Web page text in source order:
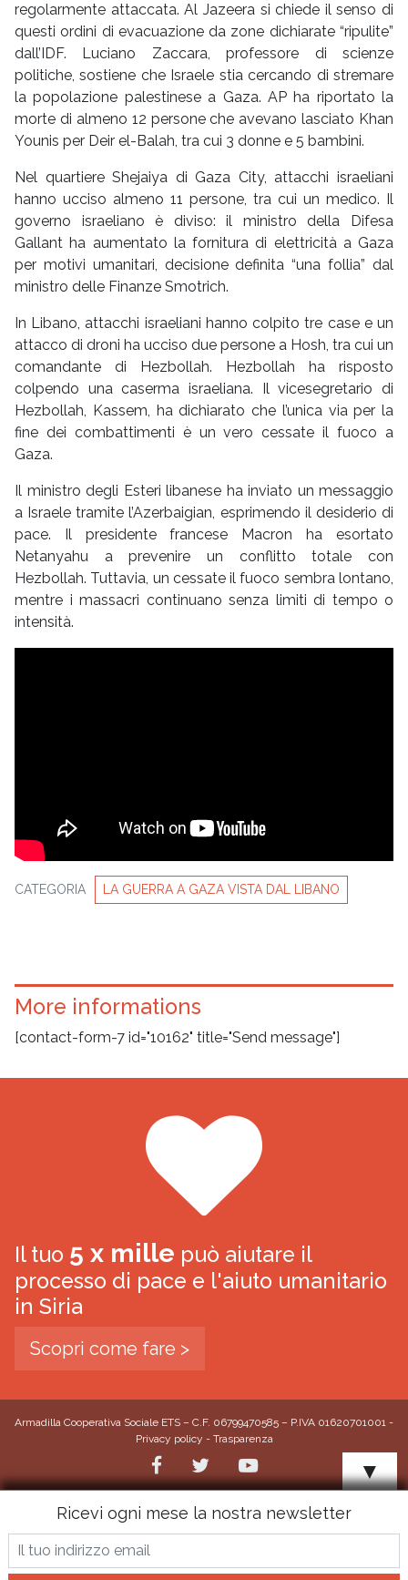
regolarmente attaccata. Al Jazeera si chiede il senso di
questi ordini di evacuazione da zone dichiarate “ripulite”
dall’IDF. Luciano Zaccara, professore di scienze
politiche, sostiene che Israele stia cercando di stremare
la popolazione palestinese a Gaza. AP ha riportato la
morte di almeno 12 persone che avevano lasciato Khan
Younis per Deir el-Balah, tra cui 3 donne e 5 bambini.
Nel quartiere Shejaiya di Gaza City, attacchi israeliani
hanno ucciso almeno 11 persone, tra cui un medico. Il
governo israeliano è diviso: il ministro della Difesa
Gallant ha aumentato la fornitura di elettricità a Gaza
per motivi umanitari, decisione definita “una follia” dal
ministro delle Finanze Smotrich.
In Libano, attacchi israeliani hanno colpito tre case e un
attacco di droni ha ucciso due persone a Hosh, tra cui un
comandante di Hezbollah. Hezbollah ha risposto
colpendo una caserma israeliana. Il vicesegretario di
Hezbollah, Kassem, ha dichiarato che l’unica via per la
fine dei combattimenti è un vero cessate il fuoco a
Gaza.
Il ministro degli Esteri libanese ha inviato un messaggio
a Israele tramite l’Azerbaigian, esprimendo il desiderio di
pace. Il presidente francese Macron ha esortato
Netanyahu a prevenire un conflitto totale con
Hezbollah. Tuttavia, un cessate il fuoco sembra lontano,
mentre i massacri continuano senza limiti di tempo o
intensità.
CATEGORIA LA GUERRA A GAZA VISTA DAL LIBANO
More informations
[contact-form-7 id="10162" title="Send message"]
Il tuo 5 x mille può aiutare il
processo di pace e l'aiuto umanitario
in Siria
Scopri come fare >
Armadilla Cooperativa Sociale ETS – C.F. 06799470585 – P.IVA 01620701001 -
Privacy policy - Trasparenza
▼
Ricevi ogni mese la nostra newsletter